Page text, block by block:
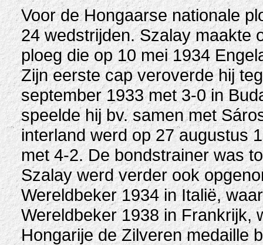
Voor de Hongaarse nationale
24 wedstrijden. Szalay maakte
ploeg die op 10 mei 1934
Zijn eerste cap veroverde hij
september 1933 met 3-0 in
speelde hij bv. samen met
interland werd op 27 augustus
met 4-2. De bondstrainer was
Szalay werd verder ook
Wereldbeker 1934 in Italië,
Wereldbeker 1938 in Frankrijk,
Hongarije de Zilveren medaille